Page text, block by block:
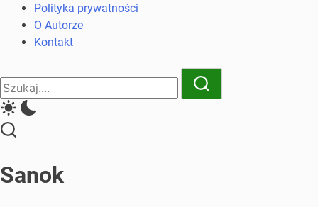
Polityka prywatności
O Autorze
Kontakt
Close
Search
Search
Sanok